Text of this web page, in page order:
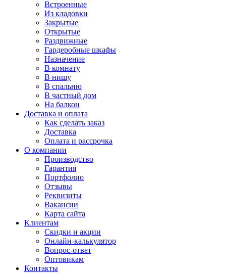
Встроенные
Из кладовки
Закрытые
Открытые
Раздвижные
Гардеробные шкафы
Назначение
В комнату
В нишу
В спальню
В частный дом
На балкон
Доставка и оплата
Как сделать заказ
Доставка
Оплата и рассрочка
О компании
Производство
Гарантия
Портфолио
Отзывы
Реквизиты
Вакансии
Карта сайта
Клиентам
Скидки и акции
Онлайн-калькулятор
Вопрос-ответ
Оптовикам
Контакты